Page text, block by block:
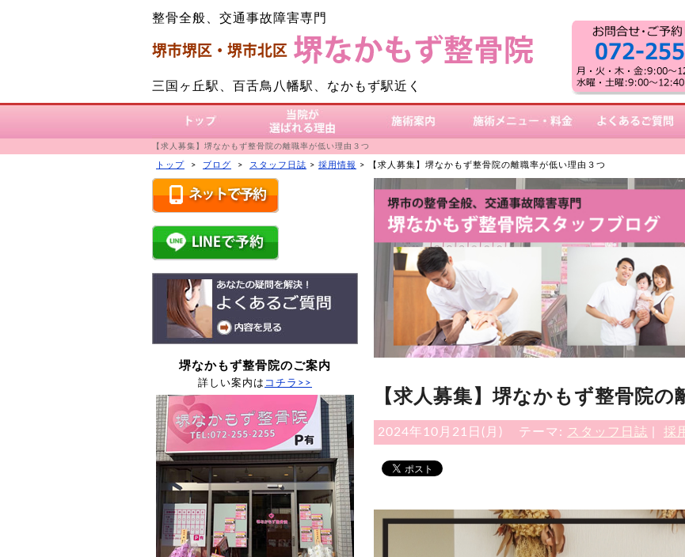
整骨全般、交通事故障害専門
三国ヶ丘駅、百舌鳥八幡駅、なかもず駅近く
トップ 当院が選ばれる理由
【求人募集】堺なかもず整骨院の離職率が低い理由３つ
トップ > ブログ > スタッフ日誌 > 採用情報 > 【求人募集】堺なかもず整骨院の離職率が低い理由３つ
【求人募集】堺なかもず整骨院の
2024年10月21日(月) テーマ: スタッフ日誌 採
堺なかもず整骨院のご案内
詳しい案内は コチラ>>